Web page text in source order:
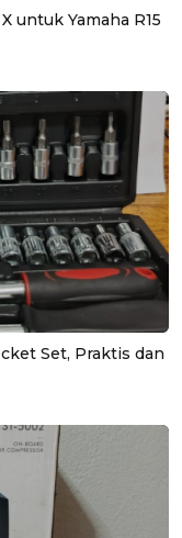
untuk Yamaha R15
Set, Praktis dan